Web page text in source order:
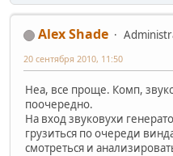
Alex Shade
20 сентября 2010, 11:50
Неа, все проще. Комп,
поочередно.
На вход звуковухи
грузиться по очереди
смотреться и